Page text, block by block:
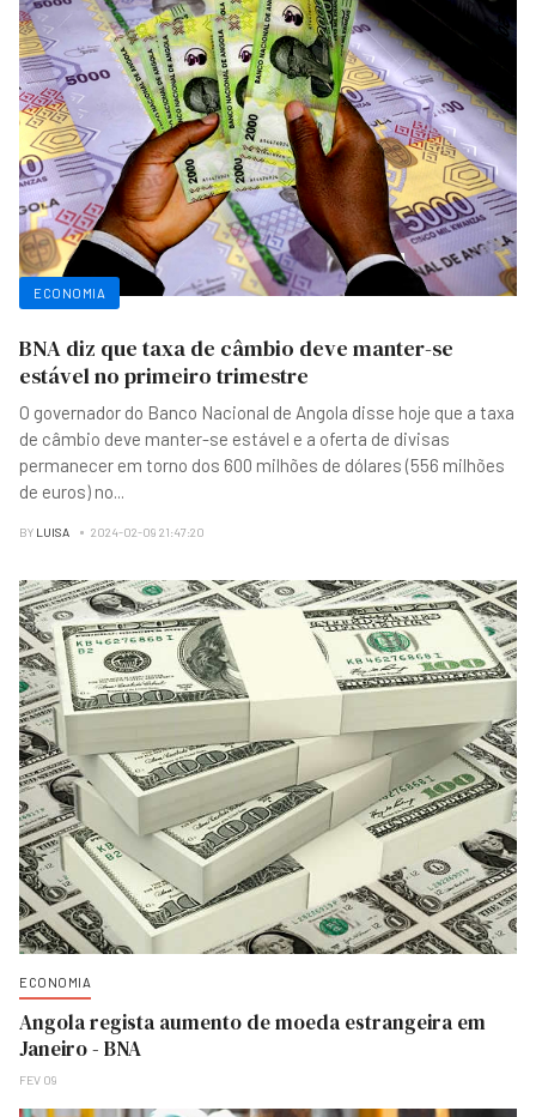
ECONOMIA
BNA diz que taxa de câmbio deve manter-se
estável no primeiro trimestre
O governador do Banco Nacional de Angola disse hoje que a taxa
de câmbio deve manter-se estável e a oferta de divisas
permanecer em torno dos 600 milhões de dólares (556 milhões
de euros) no...
BY LUISA 2024-02-09 21:47:20
ECONOMIA
Angola regista aumento de moeda estrangeira em
Janeiro - BNA
FEV 09